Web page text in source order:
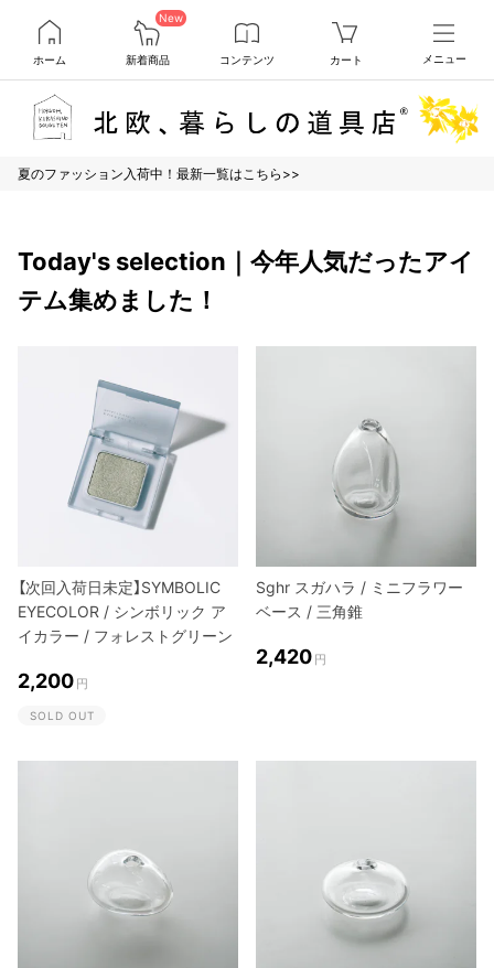
ホーム
New
新着商品 コンテンツ カート メニュー
夏のファッション入荷中！最新一覧はこちら>>
Today's selection｜今年人気だったアイ
テム集めました！
【次回入荷日未定】SYMBOLIC
EYECOLOR / シンボリック ア
イカラー / フォレストグリーン
2,200 円
SOLD OUT
Sghr スガハラ / ミニフラワー
ベース / 三角錐
2,420 円